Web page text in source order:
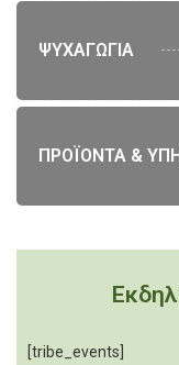
ΨΥΧΑΓΩΓΙΑ
ΠΡΟΪΟΝΤΑ &
[tribe_events]